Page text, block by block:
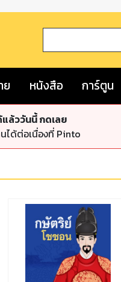
ย หนังสือ การ์ตูน
แล้ววันนี้ กดเลย
ได้ต่อเนื่องที่ Pinto